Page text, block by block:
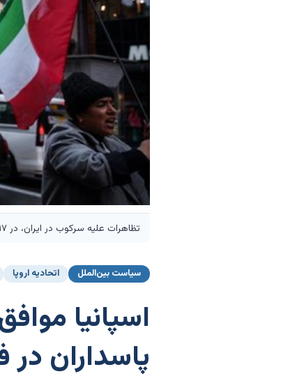
تظاهرات علیه سرکوب در ایران، در ۱۷ ژانویه ۲۰۲۶، در مادرید (اسپانیا) - ماتیاس چیوفالو - یوروپا پرس
سیاست بین‌الملل اتحادیه اروپا
اسپانیا
پاسداران